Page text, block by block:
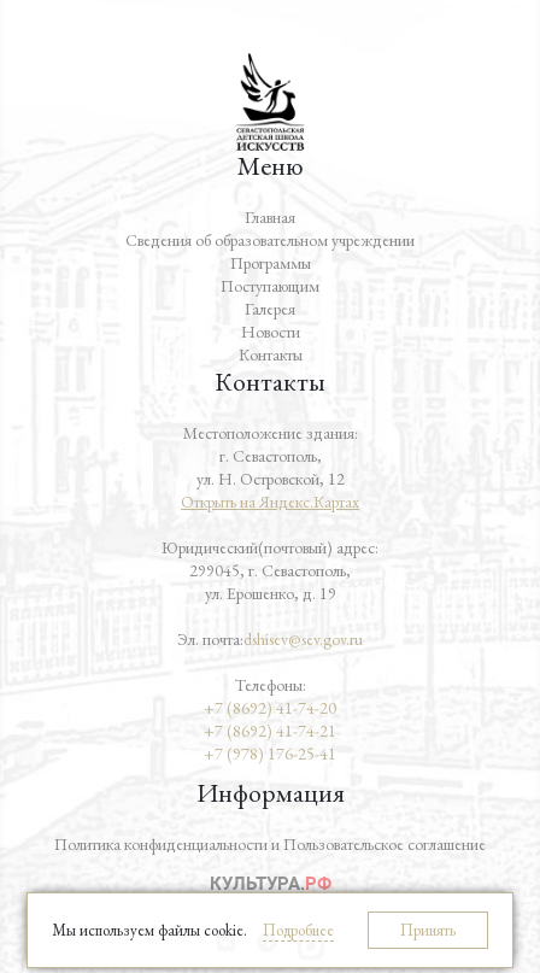
Меню
Главная
Сведения об образовательном учреждении
Программы
Поступающим
Галерея
Новости
Контакты
Контакты
Местоположение здания:
г. Севастополь,
ул. Н. Островской, 12
Открыть на Яндекс.Картах
Юридический(почтовый) адрес:
299045, г. Севастополь,
ул. Ерошенко, д. 19
Эл. почта:dshisev@sev.gov.ru
Телефоны:
+7 (8692) 41-74-20
+7 (8692) 41-74-21
+7 (978) 176-25-41
Информация
Политика конфиденциальности и Пользовательское соглашение
vk telegram
Мы используем файлы cookie. Подробнее Принять